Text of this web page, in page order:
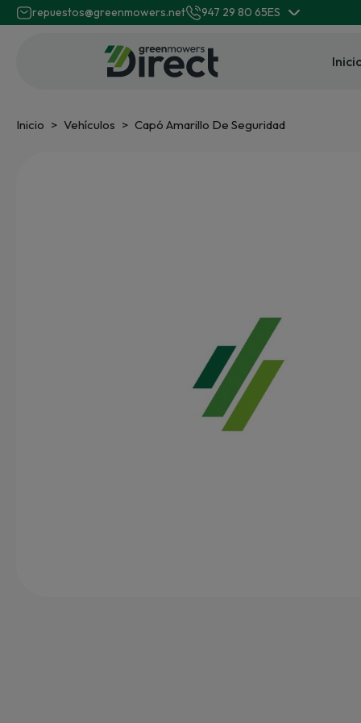
repuestos@greenmowers.net 947 29 80 65ES
Inicio Vehículos Capó Amarillo De Seguridad